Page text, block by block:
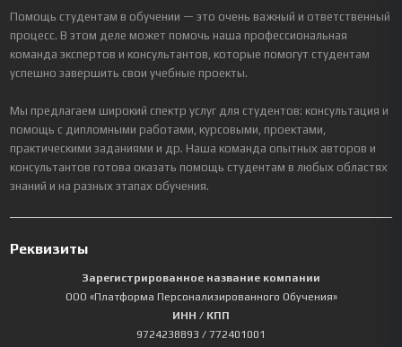
Помощь студентам в обучении — это очень важный и ответственный
процесс. В этом деле может помочь наша профессиональная
команда экспертов и консультантов, которые помогут студентам
успешно завершить свои учебные проекты.
Мы предлагаем широкий спектр услуг для студентов: консультация и
помощь с дипломными работами, курсовыми, проектами,
практическими заданиями и др. Наша команда опытных авторов и
консультантов готова оказать помощь студентам в любых областях
знаний и на разных этапах обучения.
Реквизиты
Зарегистрированное название компании
ООО «Платформа Персонализированного Обучения»
ИНН / КПП
9724238893 / 772401001